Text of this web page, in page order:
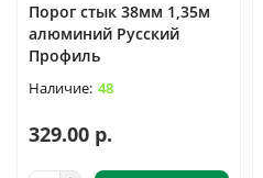
Порог стык 38мм 1,35м
алюминий Русский
Профиль
48
329.00 р.